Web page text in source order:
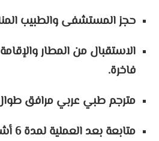
حجز المستشفى والطبيب
الاستقبال من المطار
فاخرة.
مترجم طبي عربي مرافق طوال
متابعة بعد العملية لمدة 6 أشهر.